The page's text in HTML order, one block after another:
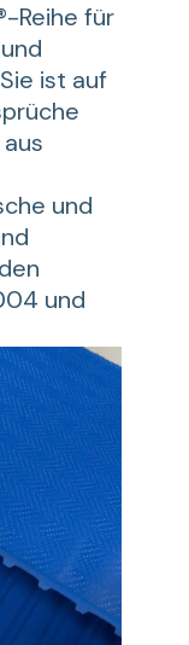
Reihe für
ist auf
und
und